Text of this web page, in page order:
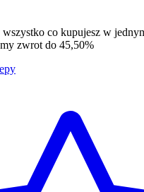
wszystko co kupujesz w
zwrot do 45,50%